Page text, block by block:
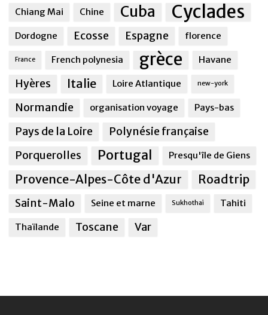
Chiang Mai Chine Cuba Cyclades
Dordogne Ecosse Espagne florence
France French polynesia grèce Havane
Hyères Italie Loire Atlantique new-york
Normandie organisation voyage Pays-bas
Pays de la Loire
Polynésie française
Porquerolles
Portugal Presqu'île de Giens
Provence-Alpes-Côte d'Azur Roadtrip
Saint-Malo Seine et marne Sukhothai Tahiti
Thaïlande Toscane Var